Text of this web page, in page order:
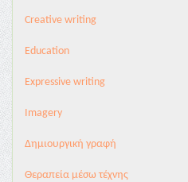
Creative writing
Education
Expressive writing
Imagery
Δημιουργική γραφή
Θεραπεία μέσω τέχνης